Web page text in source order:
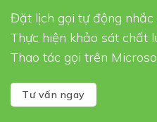
Đặt lịch gọi tự động nhắc
Thực hiện khảo sát chất
Thao tác gọi trên
Tư vấn ngay